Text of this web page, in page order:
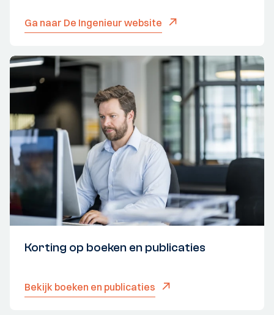
Ga naar De Ingenieur website
Korting op boeken en publicaties
Bekijk boeken en publicaties